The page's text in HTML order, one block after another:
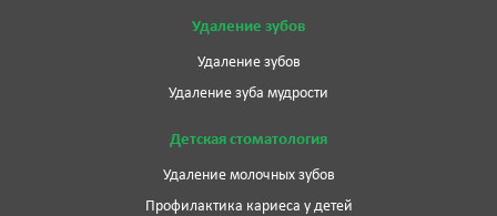
Удаление зубов
Удаление зубов
Удаление зуба мудрости
Детская стоматология
Удаление молочных зубов
Профилактика кариеса у детей